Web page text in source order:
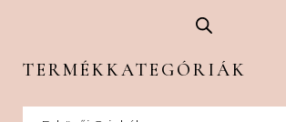
TERMÉKKATEGÓRIÁK